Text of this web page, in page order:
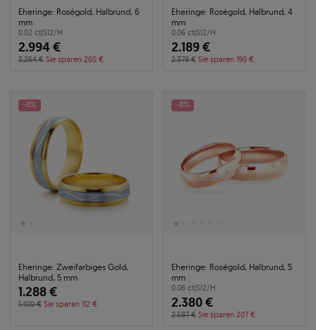
Eheringe: Roségold, Halbrund, 6
mm
0.02 ct|SI2/H
2.994 €
3.254 € Sie sparen 260 €
Eheringe: Roségold, Halbrund, 4
mm
0.06 ct|SI2/H
2.189 €
2.379 € Sie sparen 190 €
-8%
Eheringe: Zweifarbiges Gold,
Halbrund, 5 mm
1.288 €
1.400 € Sie sparen 112 €
-8%
Eheringe: Roségold, Halbrund, 5
mm
0.06 ct|SI2/H
2.380 €
2.587 € Sie sparen 207 €